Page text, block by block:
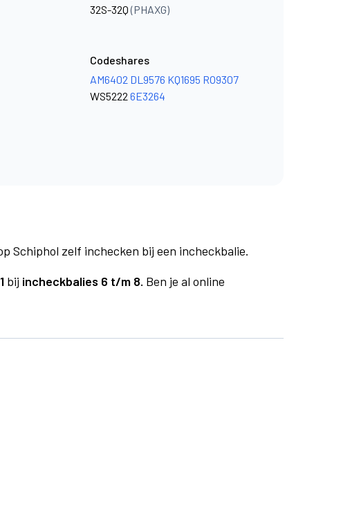
32S-32Q(PHAXG)
Codeshares
AM6402 DL9576 KQ1695 RO9307
WS5222 6E3264
Schiphol zelf inchecken bij een incheckbalie.
bij incheckbalies 6 t/m 8. Ben je al online